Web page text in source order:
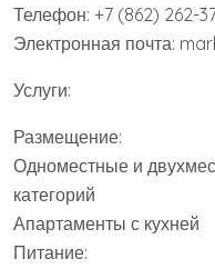
Телефон: +7 (862) 262-
Электронная почта:
Услуги:
Размещение:
Одноместные и
категорий
Апартаменты с кухней
Питание: